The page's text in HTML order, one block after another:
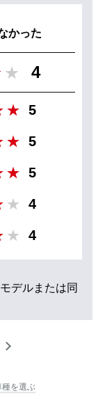
かった
4
5
5
5
4
4
デルまたは同
種を選ぶ